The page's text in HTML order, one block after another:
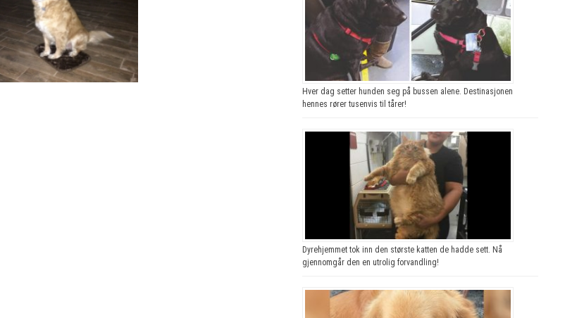
Hver dag setter hunden seg på bussen alene. Destinasjonen
hennes rører tusenvis til tårer!
Dyrehjemmet tok inn den største katten de hadde sett. Nå
gjennomgår den en utrolig forvandling!